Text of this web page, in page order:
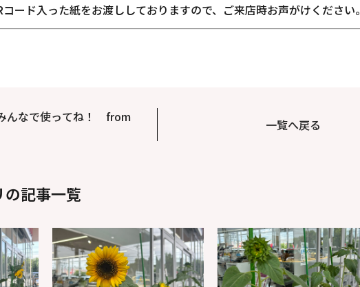
ード入った紙をお渡ししておりますので、ご来店時お声がけください。
なで使ってね！ from
一覧へ戻る
記事一覧